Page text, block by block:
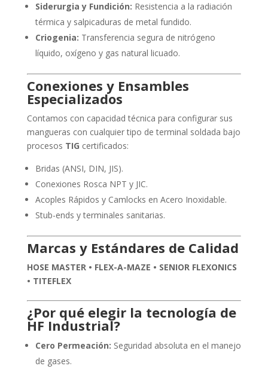
Siderurgia y Fundición: Resistencia a la radiación
térmica y salpicaduras de metal fundido.
Criogenia: Transferencia segura de nitrógeno
líquido, oxígeno y gas natural licuado.
Conexiones y Ensambles
Especializados
Contamos con capacidad técnica para configurar sus
mangueras con cualquier tipo de terminal soldada bajo
procesos TIG certificados:
Bridas (ANSI, DIN, JIS).
Conexiones Rosca NPT y JIC.
Acoples Rápidos y Camlocks en Acero Inoxidable.
Stub-ends y terminales sanitarias.
Marcas y Estándares de Calidad
HOSE MASTER • FLEX-A-MAZE • SENIOR FLEXONICS
• TITEFLEX
¿Por qué elegir la tecnología de
HF Industrial?
Cero Permeación: Seguridad absoluta en el manejo
de gases.